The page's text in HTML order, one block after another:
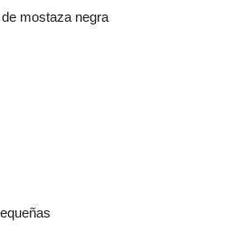
mostaza negra